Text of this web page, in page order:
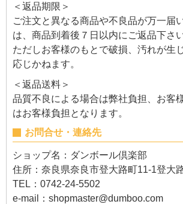
＜返品期限＞
ご注文と異なる商品や不良品が万一届
は、商品到着後７日以内にご返品下さい
ただしお客様のもとで破損、汚れが生
応じかねます。
＜返品送料＞
品質不良による場合は弊社負担、お客
はお客様負担となります。
お問合せ・連絡先
ショップ名：ダンボール倶楽部
住所：奈良県奈良市登大路町11-1登大
TEL：0742-24-5502
e-mail： shopmaster@dumboo.com